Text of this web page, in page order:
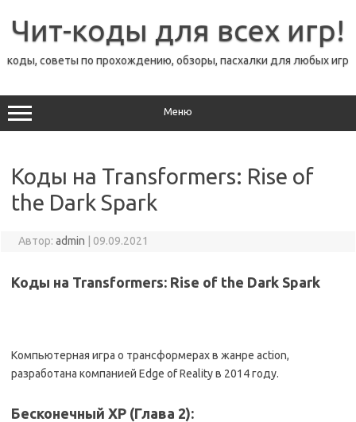
содержимому
Чит-коды для всех игр!
коды, советы по прохождению, обзоры, пасхалки для любых игр
Меню
Коды на Transformers: Rise of
the Dark Spark
Автор: admin 09.09.2021
Коды на Transformers: Rise of the Dark Spark
Компьютерная игра о трансформерах в жанре action,
разработана компанией Edge of Reality в 2014 году.
Бесконечный XP (Глава 2):